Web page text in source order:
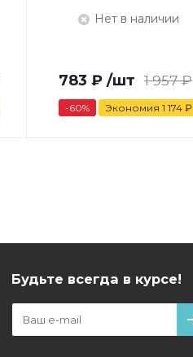
Нет в наличии
783 ₽ /шт 1 957₽
-60% Экономия 1 174₽
Будьте всегда в курсе!